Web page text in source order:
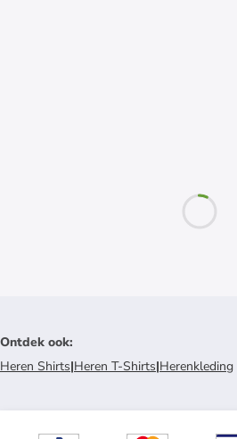
Ontdek ook:
Heren Shirts|Heren T-Shirts|Herenkleding